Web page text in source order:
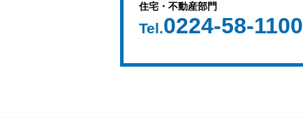
住宅・不動産部門
Tel.0224-58-1100